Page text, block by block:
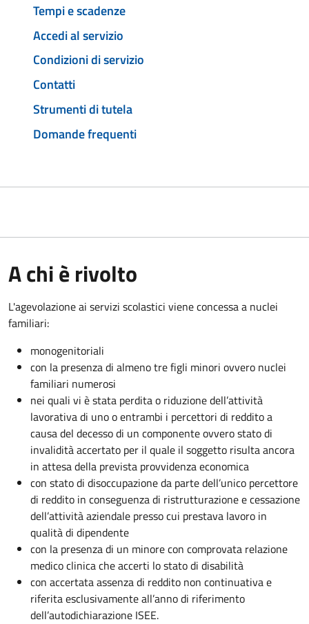
Tempi e scadenze
Accedi al servizio
Condizioni di servizio
Contatti
Strumenti di tutela
Domande frequenti
A chi è rivolto
L'agevolazione ai servizi scolastici viene concessa a nuclei
familiari:
monogenitoriali
con la presenza di almeno tre figli minori ovvero nuclei
familiari numerosi
nei quali vi è stata perdita o riduzione dell’attività
lavorativa di uno o entrambi i percettori di reddito a
causa del decesso di un componente ovvero stato di
invalidità accertato per il quale il soggetto risulta ancora
in attesa della prevista provvidenza economica
con stato di disoccupazione da parte dell’unico percettore
di reddito in conseguenza di ristrutturazione e cessazione
dell’attività aziendale presso cui prestava lavoro in
qualità di dipendente
con la presenza di un minore con comprovata relazione
medico clinica che accerti lo stato di disabilità
con accertata assenza di reddito non continuativa e
riferita esclusivamente all’anno di riferimento
dell’autodichiarazione ISEE.